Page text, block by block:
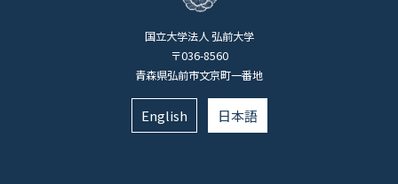
国立大学法人 弘前大学
〒036-8560
青森県弘前市文京町一番地
English 日本語